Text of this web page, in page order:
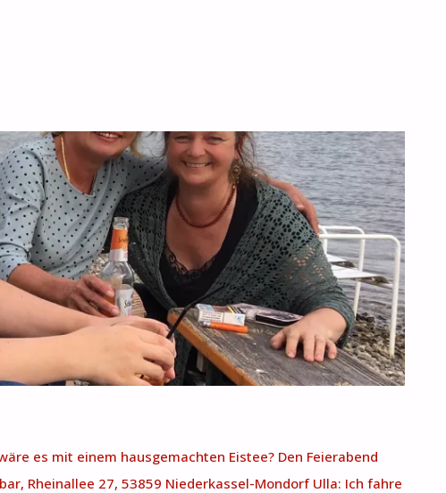
es mit einem hausgemachten Eistee? Den Feierabend
Rheinallee 27, 53859 Niederkassel-Mondorf Ulla: Ich fahre